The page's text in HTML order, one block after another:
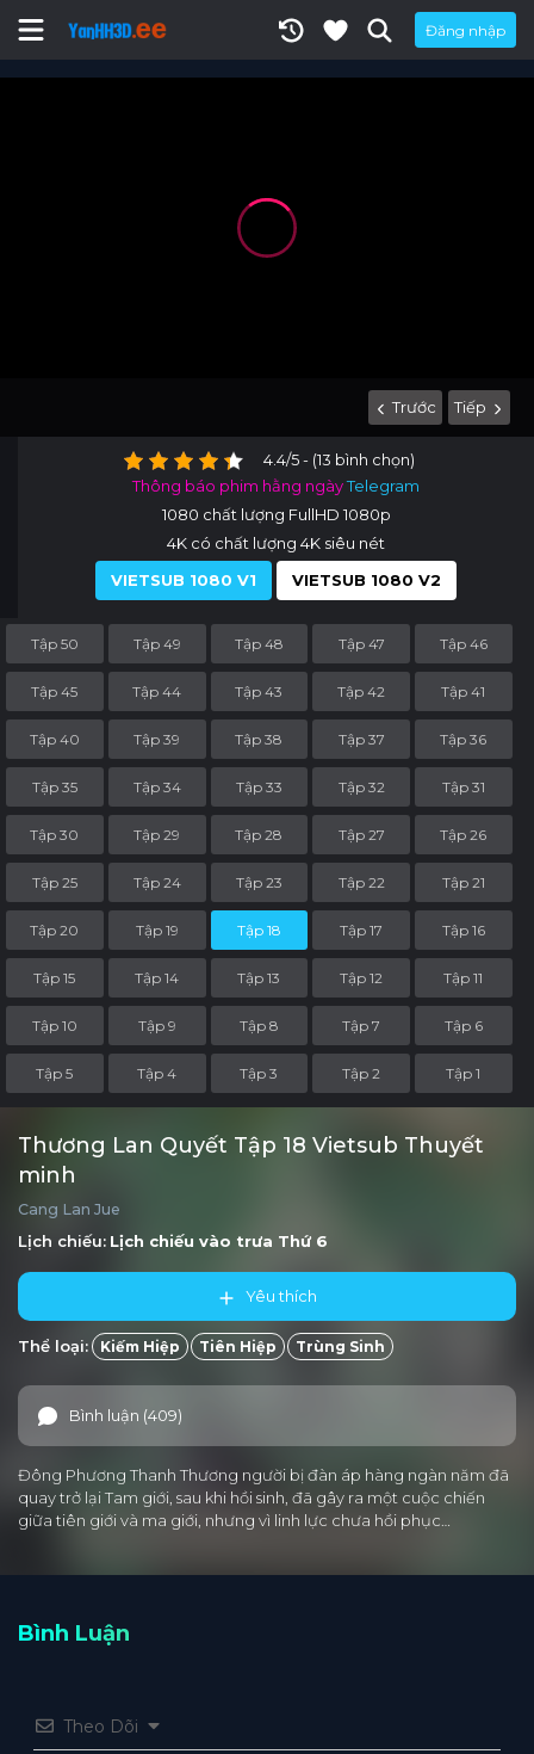
Đăng nhập
Trước Tiếp
4.4/5 - (13 bình chọn)
Thông báo phim hằng ngàyTelegram
1080 chất lượng FullHD 1080p
4K có chất lượng 4K siêu nét
VIETSUB 1080 V1
VIETSUB 1080 V2
Tập 50 Tập 49 Tập 48 Tập 47 Tập 46
Tập 45 Tập 44 Tập 43 Tập 42 Tập 41
Tập 40 Tập 39 Tập 38 Tập 37 Tập 36
Tập 35 Tập 34 Tập 33 Tập 32 Tập 31
Tập 30 Tập 29 Tập 28 Tập 27 Tập 26
Tập 25 Tập 24 Tập 23 Tập 22 Tập 21
Tập 20 Tập 19 Tập 18 Tập 17 Tập 16
Tập 15 Tập 14 Tập 13 Tập 12 Tập 11
Tập 10 Tập 9 Tập 8 Tập 7 Tập 6
Tập 5 Tập 4 Tập 3 Tập 2 Tập 1
Thương Lan Quyết Tập 18 Vietsub Thuyết
minh
Cang Lan Jue
Lịch chiếu: Lịch chiếu vào trưa Thứ 6
Yêu thích
Thể loại: Kiếm Hiệp Tiên Hiệp Trùng Sinh
Bình luận (409)
Đông Phương Thanh Thương người bị đàn áp hàng ngàn năm đã
quay trở lại Tam giới, sau khi hồi sinh, đã gây ra một cuộc chiến
giữa tiên giới và ma giới, nhưng vì linh lực chưa hồi phục…
Bình Luận
Theo Dõi